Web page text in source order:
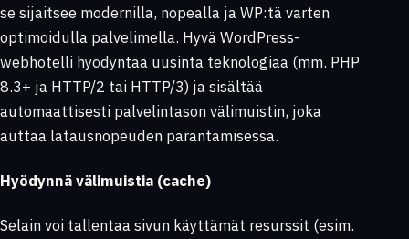
se sijaitsee modernilla, nopealla ja WP:tä varten
optimoidulla palvelimella. Hyvä WordPress-
webhotelli hyödyntää uusinta teknologiaa (mm. PHP
8.3+ ja HTTP/2 tai HTTP/3) ja sisältää
automaattisesti palvelintason välimuistin, joka
auttaa latausnopeuden parantamisessa.
Hyödynnä välimuistia (cache)
Selain voi tallentaa sivun käyttämät resurssit (esim.